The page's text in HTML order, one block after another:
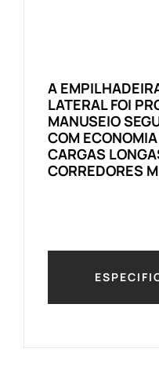
A
LATERAL FOI
MANUSEIO
COM
CARGAS
CORREDORES